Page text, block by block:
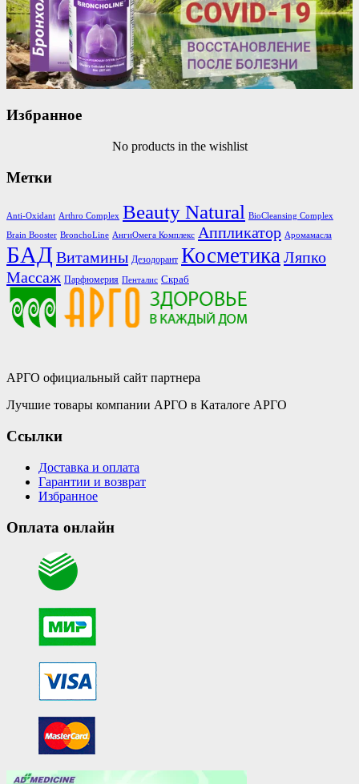
Избранное
No products in the wishlist
Метки
Anti-Oxidant Arthro Complex Beauty Natural BioCleansing Complex
Brain Booster BronchoLine АнгиОмега Комплекс Аппликатор Аромамасла
БАД Витамины Дезодорант КосметикаЛяпко
Массаж Парфюмерия Пенталис Скраб
АРГО официальный сайт партнера
Лучшие товары компании АРГО в Каталоге АРГО
Ссылки
Доставка и оплата
Гарантии и возврат
Избранное
Оплата онлайн